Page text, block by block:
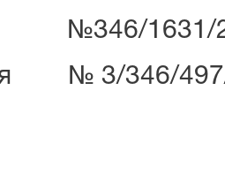
1631/
№ 3/346/